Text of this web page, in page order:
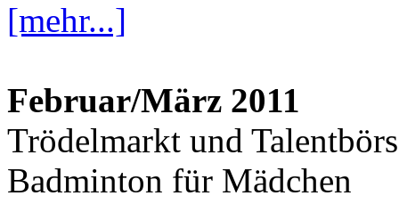
[mehr...]
Februar/März 2011
Trödelmarkt und
Badminton für Mädchen